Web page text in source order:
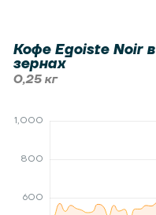
Кофе Egoiste Noir в
зернах
0,25 кг